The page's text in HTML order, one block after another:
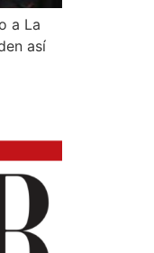
a La
así